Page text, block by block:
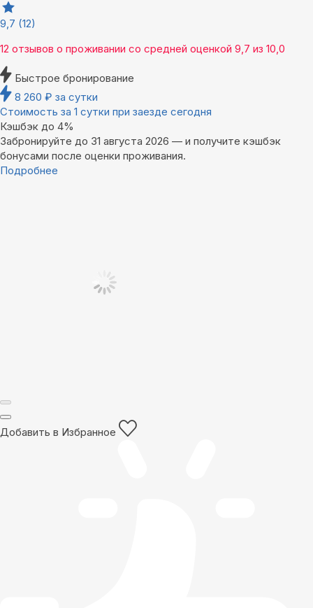
9,7 (12)
12 отзывов о проживании со средней оценкой 9,7 из 10,0
Быстрое бронирование
8 260 ₽ за сутки
Стоимость за 1 сутки при заезде сегодня
Кэшбэк до 4%
Забронируйте до 31 августа 2026 — и получите кэшбэк
бонусами после оценки проживания.
Подробнее
Добавить в Избранное